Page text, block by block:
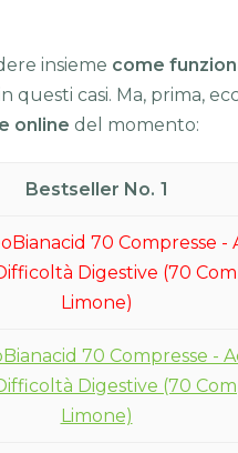
insieme come
questi casi. Ma, prima,
online del momento:
1
70 Compresse -
Digestive (70
Limone)